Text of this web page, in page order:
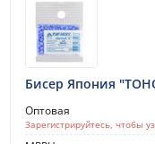
Бисер Япония
Оптовая
Зарегистрируйтесь, чтобы